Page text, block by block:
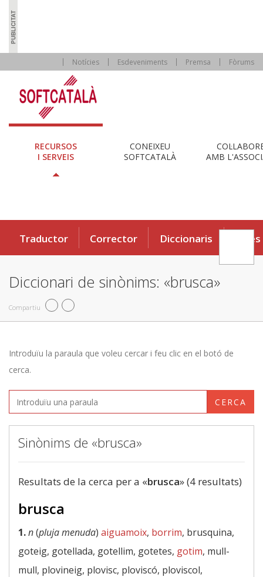
Notícies Esdeveniments Premsa Fòrums
RECURSOS
I SERVEIS
CONEIXEU
SOFTCATALÀ
AMB
Traductor Corrector Diccionaris Eines
Diccionari de sinònims: «brusca»
Compartiu
Introduïu la paraula que voleu cercar i feu clic en el botó de
cerca.
CERCA
Sinònims de «brusca»
Resultats de la cerca per a «brusca» (4 resultats)
brusca
1.n(pluja menuda) aiguamoix, borrim, brusquina,
goteig, gotellada, gotellim, gotetes, gotim, mull-
mull, plovineig, plovisc, ploviscó, ploviscol,